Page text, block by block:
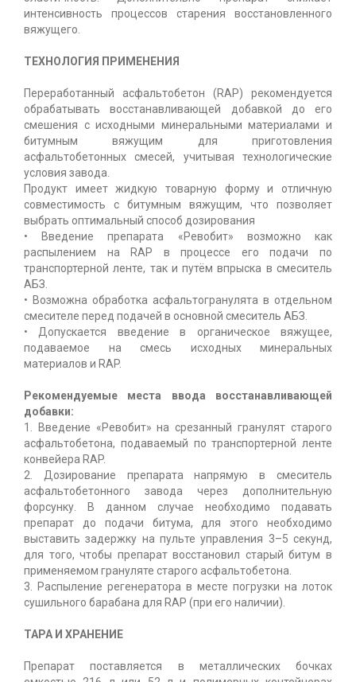
интенсивность процессов старения восстановленного
вяжущего.
ТЕХНОЛОГИЯ ПРИМЕНЕНИЯ
Переработанный асфальтобетон (RAP) рекомендуется
обрабатывать восстанавливающей добавкой до его
смешения с исходными минеральными материалами и
битумным вяжущим для приготовления
асфальтобетонных смесей, учитывая технологические
условия завода.
Продукт имеет жидкую товарную форму и отличную
совместимость с битумным вяжущим, что позволяет
выбрать оптимальный способ дозирования
• Введение препарата «Ревобит» возможно как
распылением на RAP в процессе его подачи по
транспортерной ленте, так и путём впрыска в смеситель
АБЗ.
• Возможна обработка асфальтогранулята в отдельном
смесителе перед подачей в основной смеситель АБЗ.
• Допускается введение в органическое вяжущее,
подаваемое на смесь исходных минеральных
материалов и RAP.
Рекомендуемые места ввода восстанавливающей
добавки:
1. Введение «Ревобит» на срезанный гранулят старого
асфальтобетона, подаваемый по транспортерной ленте
конвейера RAP.
2. Дозирование препарата напрямую в смеситель
асфальтобетонного завода через дополнительную
форсунку. В данном случае необходимо подавать
препарат до подачи битума, для этого необходимо
выставить задержку на пульте управления 3–5 секунд,
для того, чтобы препарат восстановил старый битум в
применяемом грануляте старого асфальтобетона.
3. Распыление регенератора в меcте погрузки на лоток
сушильного барабана для RAP (при его наличии).
ТАРА И ХРАНЕНИЕ
Препарат поставляется в металлических бочках